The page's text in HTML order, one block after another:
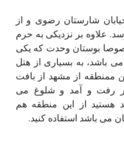
شارستان رضوی و از
علاوه بر نزدیکی به حرم
بوستان وحدت که یکی
باشد، به بسیاری از هتل
ممنطقه از مشهد از بافت
رفت و آمد و شلوغ می
هستید از این منطقه هم
می باشد استفاده کنید.